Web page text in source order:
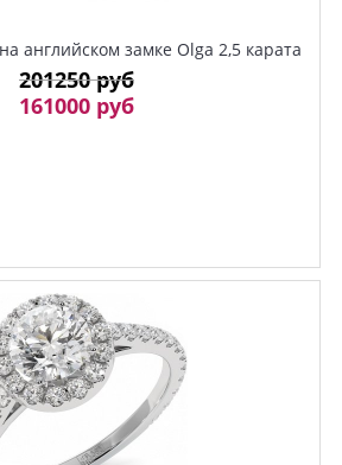
английском замке Olga 2,5 карата
201250 руб
161000 руб